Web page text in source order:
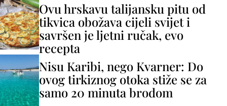
Ovu hrskavu talijansku pitu od
tikvica obožava cijeli svijet i
savršen je ljetni ručak, evo
recepta
Nisu Karibi, nego Kvarner: Do
ovog tirkiznog otoka stiže se za
samo 20 minuta brodom